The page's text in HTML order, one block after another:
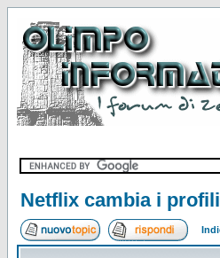
Netflix cambia i